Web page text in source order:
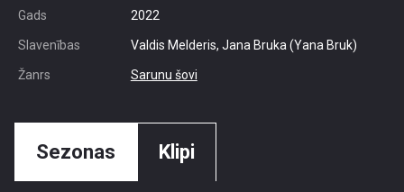
Gads 2022
Slavenības Valdis Melderis, Jana Bruka (Yana Bruk)
Žanrs Sarunu šovi
Sezonas Klipi